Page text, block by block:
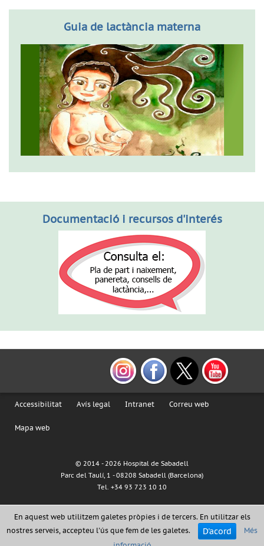
Guia de lactància materna
Documentació i recursos d'interés
Accessibilitat Avís legal Intranet Correu web
Mapa web
© 2014 -2026 Hospital de Sabadell
Parc del Taulí, 1 - 08208 Sabadell (Barcelona)
Tel. +34 93 723 10 10
En aquest web utilitzem galetes pròpies i de tercers. En utilitzar els
nostres serveis, accepteu l'ús que fem de les galetes.
D'acord
Més